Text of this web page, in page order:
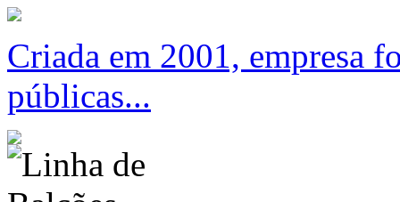
Criada em 2001, empresa
públicas...